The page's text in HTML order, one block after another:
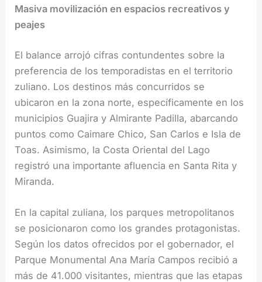
Masiva movilización en espacios recreativos y
peajes
El balance arrojó cifras contundentes sobre la
preferencia de los temporadistas en el territorio
zuliano. Los destinos más concurridos se
ubicaron en la zona norte, específicamente en los
municipios Guajira y Almirante Padilla, abarcando
puntos como Caimare Chico, San Carlos e Isla de
Toas. Asimismo, la Costa Oriental del Lago
registró una importante afluencia en Santa Rita y
Miranda.
En la capital zuliana, los parques metropolitanos
se posicionaron como los grandes protagonistas.
Según los datos ofrecidos por el gobernador, el
Parque Monumental Ana María Campos recibió a
más de 41.000 visitantes, mientras que las etapas